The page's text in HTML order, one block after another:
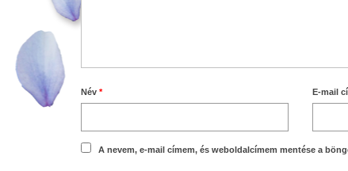
Név * E-mail
A nevem, e-mail címem, és weboldalcímem mentése a